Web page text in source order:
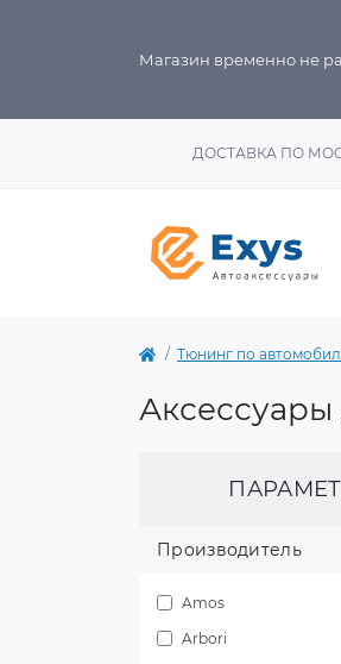
Магазин временно не
ДОСТАВКА ПО
Тюнинг по
Производитель
Amos
Arbori